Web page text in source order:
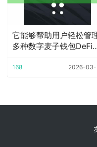
它能够帮助用户轻松管
多种数字麦子钱包DeFi
168 2026-03-